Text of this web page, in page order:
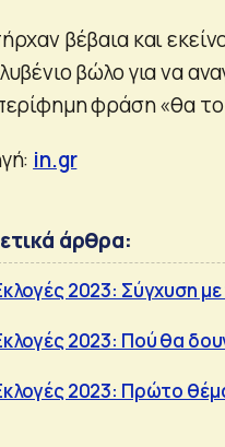
βέβαια και
βώλο για να
φράση «θα
in.gr
άρθρα:
2023: Σύγχυση
2023: Πού θα
2023: Πρώτο